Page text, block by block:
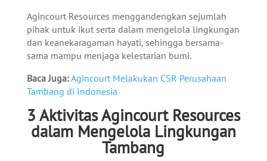
Agincourt Resources menggandengkan sejumlah
pihak untuk ikut serta dalam mengelola lingkungan
dan keanekaragaman hayati, sehingga bersama-
sama mampu menjaga kelestarian bumi.
Baca Juga:Agincourt Melakukan CSR Perusahaan
Tambang di Indonesia
3 Aktivitas Agincourt Resources
dalam Mengelola Lingkungan
Tambang